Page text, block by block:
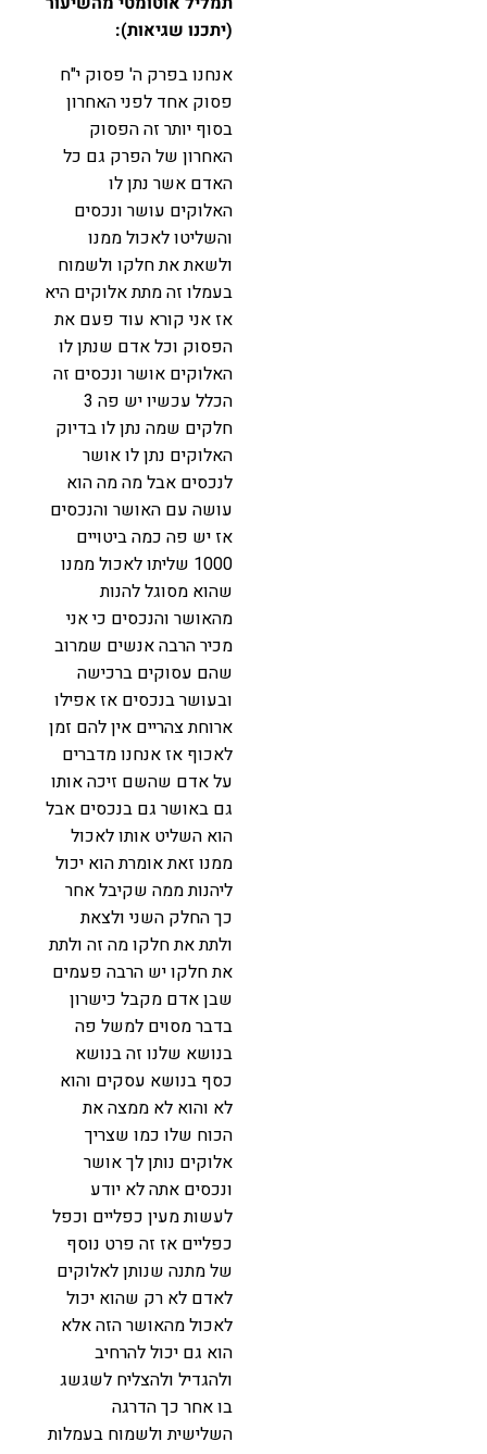
(יתכנו שגיאות):
אנחנו בפרק ה' פסוק י"ח
פסוק אחד לפני האחרון
בסוף יותר זה הפסוק
האחרון של הפרק גם כל
האדם אשר נתן לו
האלוקים עושר ונכסים
והשליטו לאכול ממנו
ולשאת את חלקו ולשמוח
בעמלו זה מתת אלוקים היא
אז אני קורא עוד פעם את
הפסוק וכל אדם שנתן לו
האלוקים אושר ונכסים זה
הכלל עכשיו יש פה 3
חלקים שמה נתן לו בדיוק
האלוקים נתן לו אושר
לנכסים אבל מה מה הוא
עושה עם האושר והנכסים
אז יש פה כמה ביטויים
1000 שליתו לאכול ממנו
שהוא מסוגל להנות
מהאושר והנכסים כי אני
מכיר הרבה אנשים שמרוב
שהם עסוקים ברכישה
ובעושר בנכסים אז אפילו
ארוחת צהריים אין להם זמן
לאכוף אז אנחנו מדברים
על אדם שהשם זיכה אותו
גם באושר גם בנכסים אבל
הוא השליט אותו לאכול
ממנו זאת אומרת הוא יכול
ליהנות ממה שקיבל אחר
כך החלק השני ולצאת
ולתת את חלקו מה זה ולתת
את חלקו יש הרבה פעמים
שבן אדם מקבל כישרון
בדבר מסוים למשל פה
בנושא שלנו זה בנושא
כסף בנושא עסקים והוא
לא והוא לא ממצה את
הכוח שלו כמו שצריך
אלוקים נותן לך אושר
ונכסים אתה לא יודע
לעשות מעין כפליים וכפל
כפליים אז זה פרט נוסף
של מתנה שנותן לאלוקים
לאדם לא רק שהוא יכול
לאכול מהאושר הזה אלא
הוא גם יכול להרחיב
ולהגדיל ולהצליח לשגשג
בו אחר כך הדרגה
השלישית ולשמוח בעמלות